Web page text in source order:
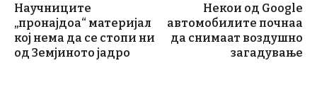
Научниците
„пронајдоа“ материјал
кој нема да се стопи ни
од Земјиното јадро
Некои од Google
автомобилите почнаа
да снимаат воздушно
загадување